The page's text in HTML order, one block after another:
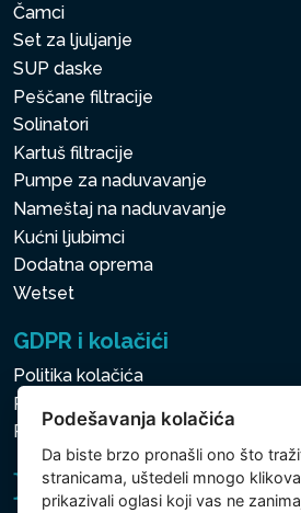
Čamci
Set za ljuljanje
SUP daske
Peščane filtracije
Solinatori
Kartuš filtracije
Pumpe za naduvavanje
Nameštaj na naduvavanje
Kućni ljubimci
Dodatna oprema
Wetset
GDPR i kolačići
Politika kolačića
Politika zaštite ličnih i drugih
Politika kolačića
Podešavanja kolačića
Da biste brzo pronašli ono što
stranicama, uštedeli mnogo
prikazivali oglasi koji vas ne